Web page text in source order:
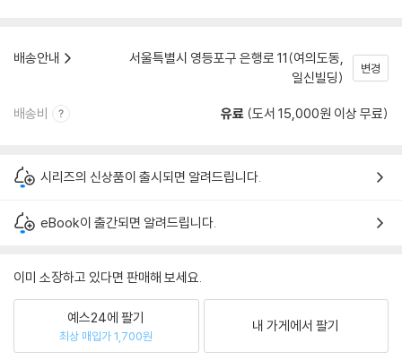
배송안내
서울특별시 영등포구 은행로 11(여의도동,
일신빌딩)
변경
배송비 유료 (도서 15,000원 이상 무료)
시리즈의 신상품이 출시되면 알려드립니다.
eBook이 출간되면 알려드립니다.
이미 소장하고 있다면 판매해 보세요.
예스24에 팔기
최상 매입가 1,700원
내 가게에서 팔기